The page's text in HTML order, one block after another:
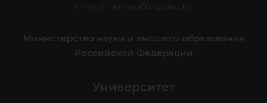
e-mail:
ugrasu@ugrasu.ru
Министерство науки и высшего образования
Российской Федерации
Университет